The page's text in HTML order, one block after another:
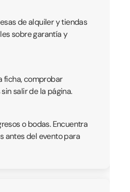
de alquiler y tiendas
sobre garantía y
ficha, comprobar
salir de la página.
o bodas. Encuentra
antes del evento para